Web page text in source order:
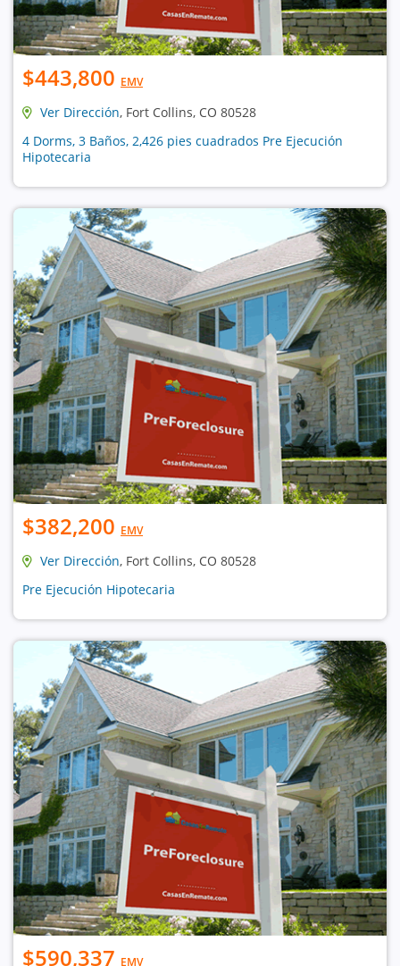
$443,800 EMV
Ver Dirección, Fort Collins, CO 80528
4 Dorms, 3 Baños, 2,426 pies cuadrados Pre Ejecución
Hipotecaria
$382,200 EMV
Ver Dirección, Fort Collins, CO 80528
Pre Ejecución Hipotecaria
$590,337 EMV